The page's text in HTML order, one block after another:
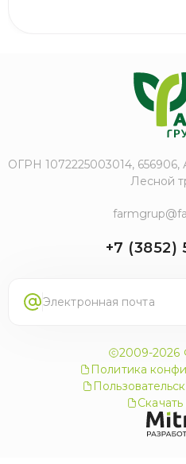
ОГРН 1072225003014, 656906,
Лесной
+7 (3852)
2009-2026
Политика
Скачать